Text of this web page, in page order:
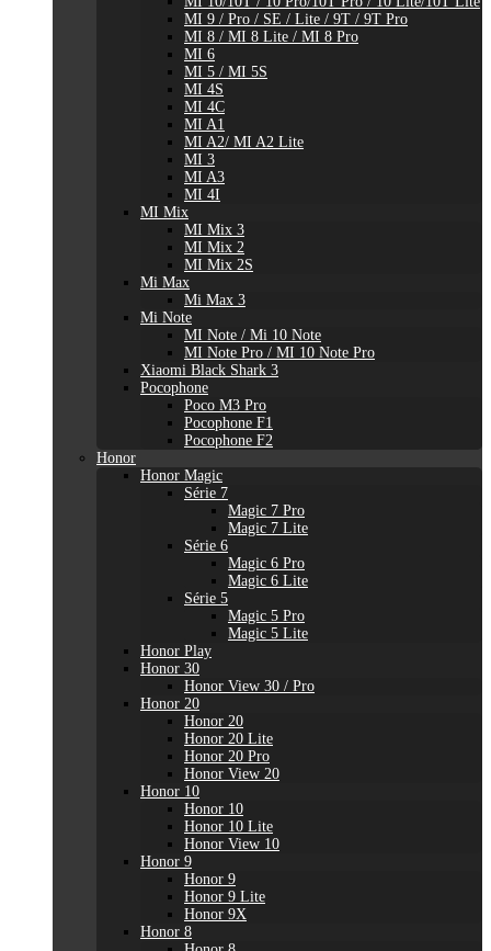
MI 9 / Pro / SE / Lite / 9T / 9T Pro
MI 8 / MI 8 Lite / MI 8 Pro
MI 6
MI 5 / MI 5S
MI 4S
MI 4C
MI A1
MI A2/ MI A2 Lite
MI 3
MI A3
MI 4I
MI Mix
MI Mix 3
MI Mix 2
MI Mix 2S
Mi Max
Mi Max 3
Mi Note
MI Note / Mi 10 Note
MI Note Pro / MI 10 Note Pro
Xiaomi Black Shark 3
Pocophone
Poco M3 Pro
Pocophone F1
Pocophone F2
Honor
Honor Magic
Série 7
Magic 7 Pro
Magic 7 Lite
Série 6
Magic 6 Pro
Magic 6 Lite
Série 5
Magic 5 Pro
Magic 5 Lite
Honor Play
Honor 30
Honor View 30 / Pro
Honor 20
Honor 20
Honor 20 Lite
Honor 20 Pro
Honor View 20
Honor 10
Honor 10
Honor 10 Lite
Honor View 10
Honor 9
Honor 9
Honor 9 Lite
Honor 9X
Honor 8